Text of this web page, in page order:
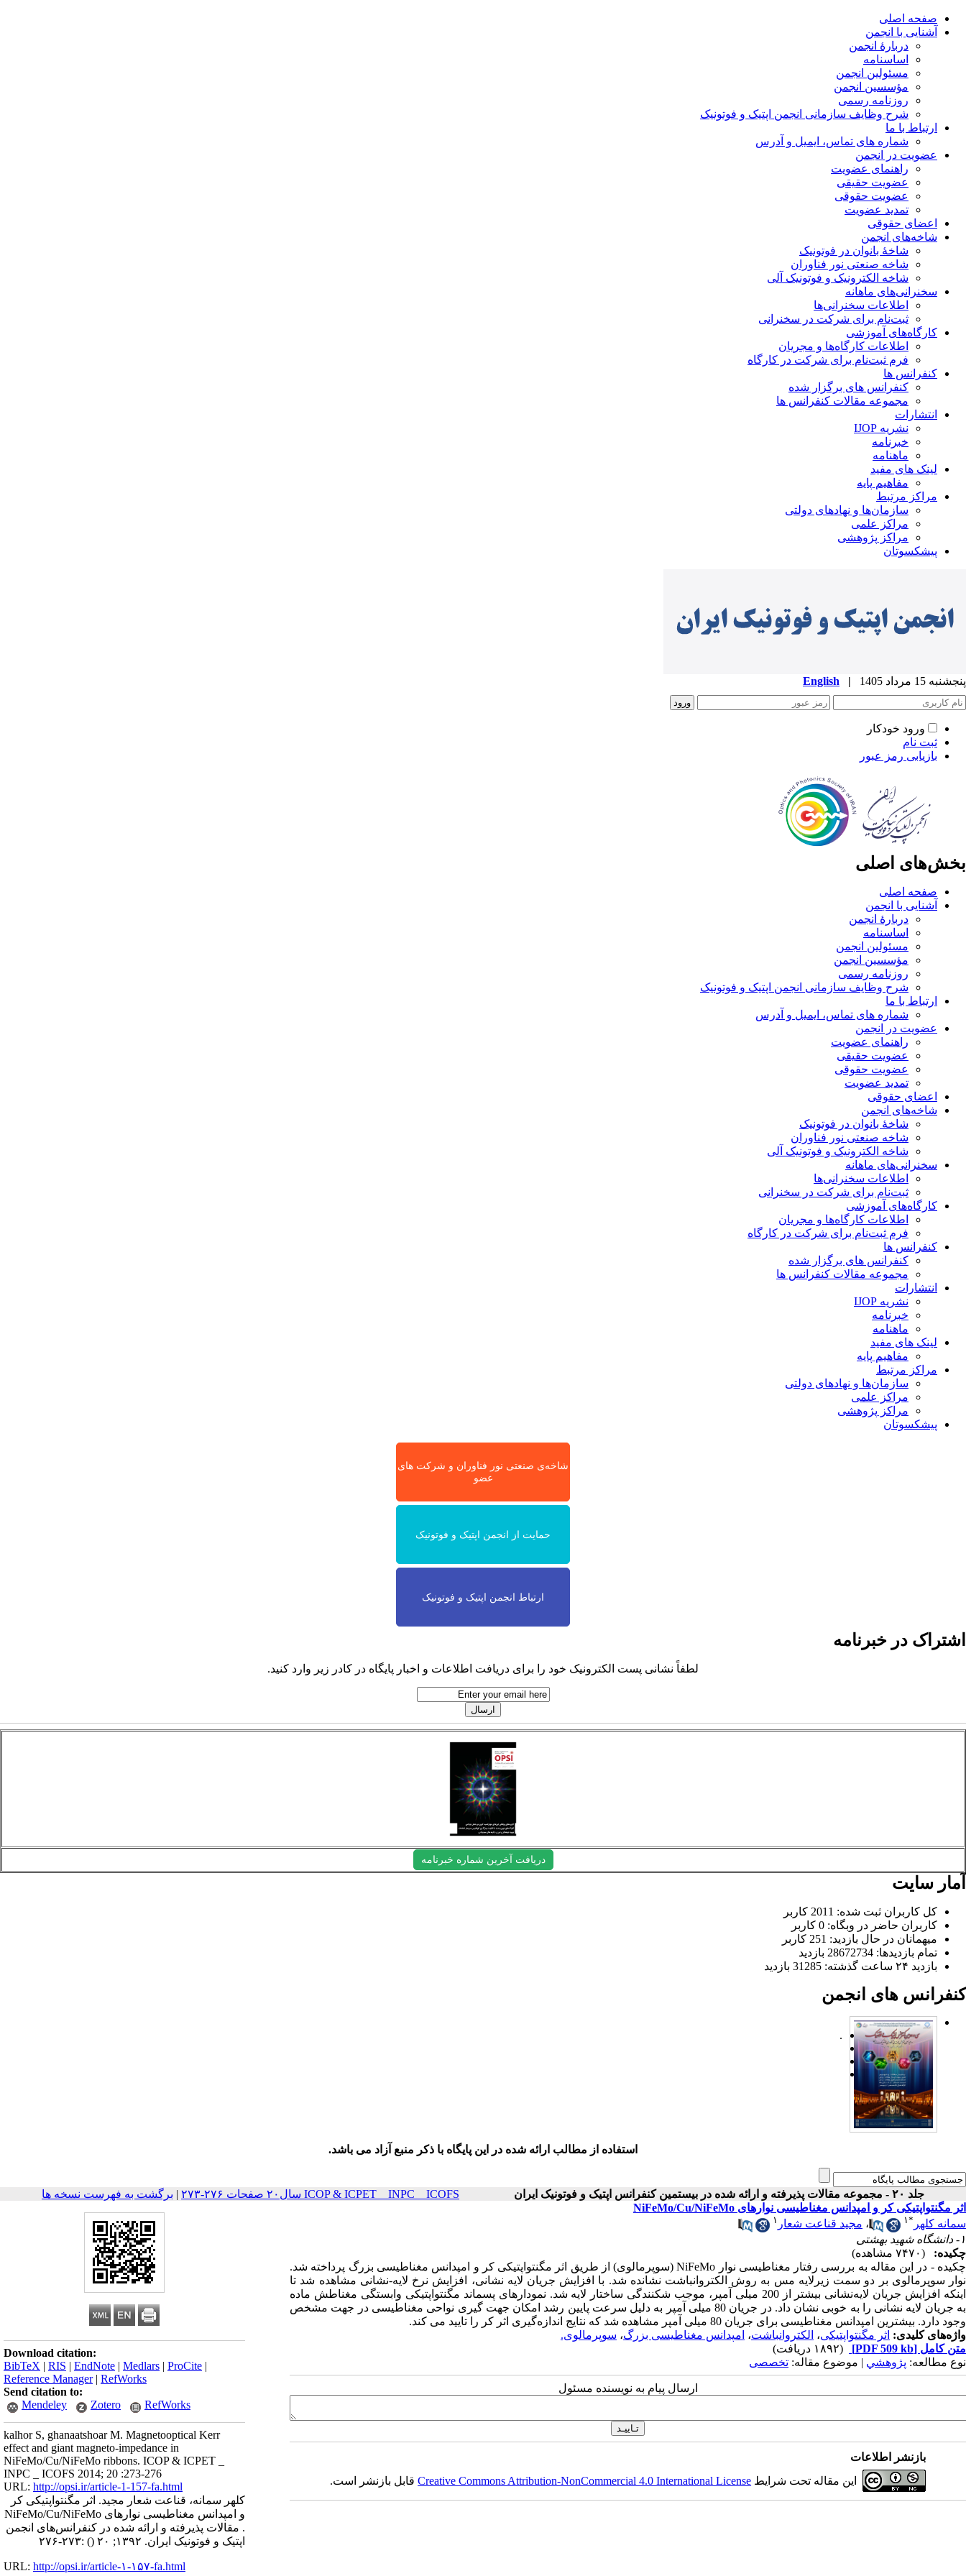
صفحه اصلی
آشنایی با انجمن
دربارۀ انجمن
اساسنامه
مسئولین انجمن
مؤسسین انجمن
روزنامه رسمی
شرح وظایف سازمانی انجمن اپتیک و فوتونیک
ارتباط با ما
شماره های تماس، ایمیل و آدرس
عضویت در انجمن
راهنمای عضویت
عضویت حقیقی
عضویت حقوقی
تمدید عضویت
اعضای حقوقی
شاخه‌های انجمن
شاخۀ بانوان در فوتونیک
شاخه صنعتی نور فناوران
شاخه‌ الکترونیک و فوتونیک آلی
سخنرانی‌های ماهانه
اطلاعات سخنرانی‌‌ها
ثبت‌نام برای شرکت در سخنرانی
کارگاه‌های آموزشی
اطلاعات کارگاه‌ها و مجریان
فرم ثبت‌نام برای شرکت در کارگاه
کنفرانس ها
کنفرانس های برگزار شده
مجموعه مقالات کنفرانس ها
انتشارات
نشریه IJOP
خبرنامه
ماهنامه
لینک های مفید
مفاهیم پایه
مراکز مرتبط
سازمان‌ها و نهادهای دولتی
مراکز علمی
مراکز پژوهشی
پیشکسوتان
پنجشنبه 15 مرداد 1405 |
English
ورود خودکار
ثبت نام
بازیابی رمز عبور
بخش‌های اصلی
صفحه اصلی
آشنایی با انجمن
دربارۀ انجمن
اساسنامه
مسئولین انجمن
مؤسسین انجمن
روزنامه رسمی
شرح وظایف سازمانی انجمن اپتیک و فوتونیک
ارتباط با ما
شماره های تماس، ایمیل و آدرس
عضویت در انجمن
راهنمای عضویت
عضویت حقیقی
عضویت حقوقی
تمدید عضویت
اعضای حقوقی
شاخه‌های انجمن
شاخۀ بانوان در فوتونیک
شاخه صنعتی نور فناوران
شاخه‌ الکترونیک و فوتونیک آلی
سخنرانی‌های ماهانه
اطلاعات سخنرانی‌‌ها
ثبت‌نام برای شرکت در سخنرانی
کارگاه‌های آموزشی
اطلاعات کارگاه‌ها و مجریان
فرم ثبت‌نام برای شرکت در کارگاه
کنفرانس ها
کنفرانس های برگزار شده
مجموعه مقالات کنفرانس ها
انتشارات
نشریه IJOP
خبرنامه
ماهنامه
لینک های مفید
مفاهیم پایه
مراکز مرتبط
سازمان‌ها و نهادهای دولتی
مراکز علمی
مراکز پژوهشی
پیشکسوتان
شاخه‌ی صنعتی نور فناوران و شرکت های
عضو
حمایت از انجمن اپتیک و فوتونیک
ارتباط انجمن اپتیک و فوتونیک
اشتراک در خبرنامه
لطفاً نشانی پست الکترونیک خود را برای دریافت اطلاعات و اخبار پایگاه در کادر زیر وارد کنید.
دریافت آخرین شماره خبرنامه
آمار سایت
کل کاربران ثبت شده: 2011 کاربر
کاربران حاضر در وبگاه: 0 کاربر
میهمانان در حال بازدید: 251 کاربر
تمام بازدید‌ها: 28672734 بازدید
بازدید ۲۴ ساعت گذشته: 31285 بازدید
کنفرانس های انجمن
.
استفاده از مطالب ارائه شده در این پایگاه با ذکر منبع آزاد می باشد.
جلد ۲۰ - مجموعه مقالات پذیرفته و ارائه شده در بیستمین کنفرانس اپتیک و فوتونیک ایران ICOP & ICPET _ INPC _ ICOFS سال۲۰ صفحات ۲۷۶-۲۷۳ | برگشت به فهرست نسخه ها
Download citation:
BibTeX | RIS | EndNote | Medlars | ProCite |
Reference Manager| RefWorks
Send citation to:
Mendeley
Zotero RefWorks
kalhor S, ghanaatshoar M. Magnetooptical Kerr
effect and giant magneto-impedance in
NiFeMo/Cu/NiFeMo ribbons. ICOP & ICPET _
INPC _ ICOFS 2014; 20 :273-276
URL: http://opsi.ir/article-1-157-fa.html
کلهر سمانه، قناعت شعار مجید. اثر مگنتواپتیکی کر
و امپدانس مغناطیسی نوارهای NiFeMo/Cu/NiFeMo
. مقالات پذیرفته و ارائه شده در کنفرانس‌های انجمن
اپتیک و فوتونیک ایران. ۱۳۹۲; ۲۰
() :۲۷۳-۲۷۶
URL: http://opsi.ir/article-۱-۱۵۷-fa.html
اثر مگنتواپتیکی کر و امپدانس مغناطیسی نوارهای NiFeMo/Cu/NiFeMo
سمانه کلهر *۱ ، مجید قناعت شعار ۱
۱- دانشگاه شهید بهشتی
چکیده:
(۷۴۷۰ مشاهده)
چکیده - در این مقاله به بررسی رفتار مغناطیسی نوار NiFeMo (سوپرمالوی) از طریق اثر مگنتواپتیکی کر و امپدانس مغناطیسی بزرگ پرداخته شد.
نوار سوپرمالوی بر دو سمت زیرلایه مس به روش الکتروانباشت نشانده شد. با افزایش جریان لایه نشانی، افزایش نرخ لایه-نشانی مشاهده شد تا
اینکه افزایش جریان لایه‌نشانی بیشتر از 200 میلی آمپر، موجب شکنندگی ساختار لایه شد. نمودارهای پسماند مگنتواپتیکی وابستگی مغناطش ماده
به جریان لایه نشانی را به خوبی نشان داد. در جریان 80 میلی آمپر به دلیل سرعت پایین رشد امکان جهت گیری نواحی مغناطیسی در جهت مشخص
وجود دارد. بیشترین امپدانس مغناطیسی برای جریان 80 میلی آمپر مشاهده شد که نتایج اندازه‌گیری اثر کر را تایید می کند.
واژه‌های کلیدی: اثر مگنتواپتیکی، الکتروانباشت، امپدانس مغناطیسی بزرگ، سوپرمالوی.
متن کامل [PDF 509 kb]
(۱۸۹۲ دریافت)
نوع مطالعه: پژوهشي | موضوع مقاله: تخصصی
ارسال پیام به نویسنده مسئول
بازنشر اطلاعات
این مقاله تحت شرایط Creative Commons Attribution-NonCommercial 4.0 International Licenseقابل بازنشر است.